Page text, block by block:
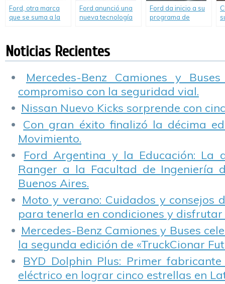
Ford, otra marca
que se suma a la
chaqueño a través
del reciclaje
Ford anunció una
nueva tecnología
conducción de sus
vehículos.
Ford da inicio a su
programa de
Noticias Recientes
Mercedes-Benz Camiones y
compromiso con la seguridad vial.
Nissan Nuevo Kicks sorprende con
Con gran éxito finalizó la décima
Movimiento.
Ford Argentina y la Educación: La
Ranger a la Facultad de Ingeniería
Buenos Aires.
Moto y verano: Cuidados y consejos
para tenerla en condiciones y disfrutar
Mercedes-Benz Camiones y Buses
la segunda edición de «TruckCionar
BYD Dolphin Plus: Primer
eléctrico en lograr cinco estrellas en